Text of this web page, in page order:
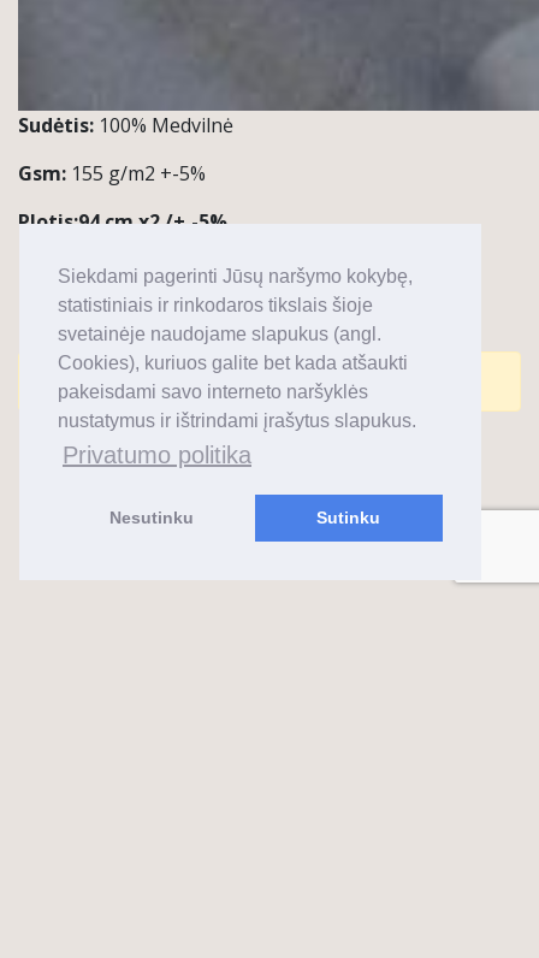
Siekdami pagerinti Jūsų naršymo kokybę,
statistiniais ir rinkodaros tikslais šioje
svetainėje naudojame slapukus (angl.
Cookies), kuriuos galite bet kada atšaukti
pakeisdami savo interneto naršyklės
nustatymus ir ištrindami įrašytus slapukus.
Privatumo politika
Nesutinku Sutinku
Sudėtis: 100% Medvilnė
Gsm: 155 g/m2 +-5%
Plotis:94 cm x2 /+,-5%
Kiekis: 1 ritinys ~45 m
Pastabos / Taikymas:Marškinėliai
Komentarai uždaryti.